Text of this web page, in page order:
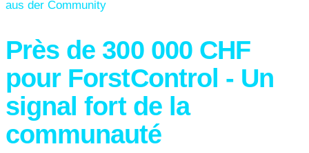
Près de 300 000 CHF
pour ForstControl - Un
signal fort de la
communauté